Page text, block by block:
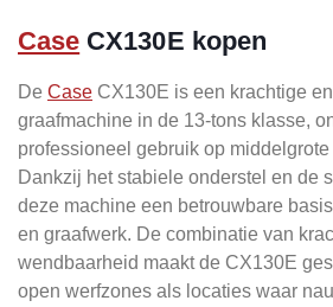
Case CX130E kopen
De Case CX130E is een krachtige
graafmachine in de 13-tons klasse,
professioneel gebruik op
Dankzij het stabiele onderstel en de
deze machine een betrouwbare
en graafwerk. De combinatie van
wendbaarheid maakt de CX130E
open werfzones als locaties waar